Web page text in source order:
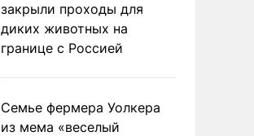
закрыли проходы для
диких животных на
границе с Россией
Семье фермера Уолкера
из мема «веселый